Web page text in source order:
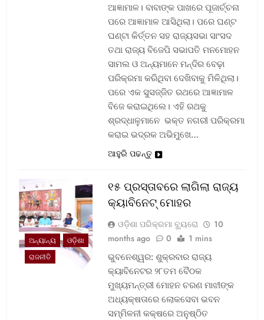
ଆଜ୍ଞାମାଳ। ବାବାଙ୍କ ପାଖରେ ପୂଜାର୍ଚ୍ଚନା
ପରେ ଆଜ୍ଞାମାଳ ଆସିଥିଲା। ପରେ ଘଣ୍ଟ
ଘଣ୍ଟା କିର୍ତ୍ତନ ସହ ରାଜ୍ୟସଭା ସାଂସଦ
ତଥା ରାଜ୍ୟ ବିଜେପି ସଭାପତି ମନମୋହନ
ସାମଲ ଓ ଅନ୍ୟମାନେ ମନ୍ଦିର ବେଢ଼ା
ପରିକ୍ରମା କରିଥିବା ଦେଖିବାକୁ ମିଳିଥିଲା।
ପରେ ଏକ ସୁସଜ୍ଜିତ ରଥରେ ଆଜ୍ଞାମାଳ
ବିଜେ କରାଇଥିଲେ। ଏହି ରଥକୁ
ଶ୍ରଦ୍ଧାଳୁମାନେ ଭକ୍ତ ନଗରୀ ପରିକ୍ରମା
କରାଇ ଭଦ୍ରକ ଅଭିମୁଖେ…
ଆହୁରି ପଢନ୍ତୁ
ଅନ୍ୟାନ୍ୟ
ଓଡ଼ିଶା
ରାଜନୀତି
୧୫ ପ୍ରସ୍ତାବରେ ଲାଗିଲା ରାଜ୍ୟ
କ୍ୟାବିନେଟ୍ ମୋହର
ଓଡ଼ିଶା ପରିକ୍ରମା ବ୍ୟୁରୋ
10
months ago
0 1 mins
ଭୁବନେଶ୍ୱର: ଶୁକ୍ରବାର ରାଜ୍ୟ
କ୍ୟାବିନେଟର ୨୮ତମ ବୈଠକ
ମୁଖ୍ୟମନ୍ତ୍ରୀ ମୋହନ ଚରଣ ମାଝୀଙ୍କ
ଅଧ୍ୟକ୍ଷତାରେ ଲୋକସେବା ଭବନ
ସମ୍ମିଳନୀ କକ୍ଷରେ ଅନୁଷ୍ଠିତ